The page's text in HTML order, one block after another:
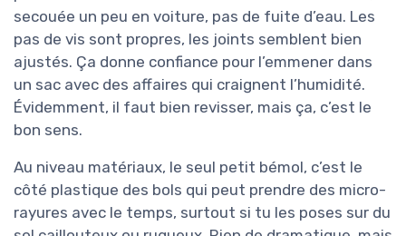
secouée un peu en voiture, pas de fuite d’eau. Les
pas de vis sont propres, les joints semblent bien
ajustés. Ça donne confiance pour l’emmener dans
un sac avec des affaires qui craignent l’humidité.
Évidemment, il faut bien revisser, mais ça, c’est le
bon sens.
Au niveau matériaux, le seul petit bémol, c’est le
côté plastique des bols qui peut prendre des micro-
rayures avec le temps, surtout si tu les poses sur du